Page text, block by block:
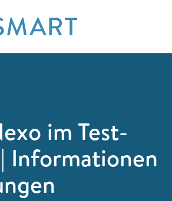
im Test-
Informationen